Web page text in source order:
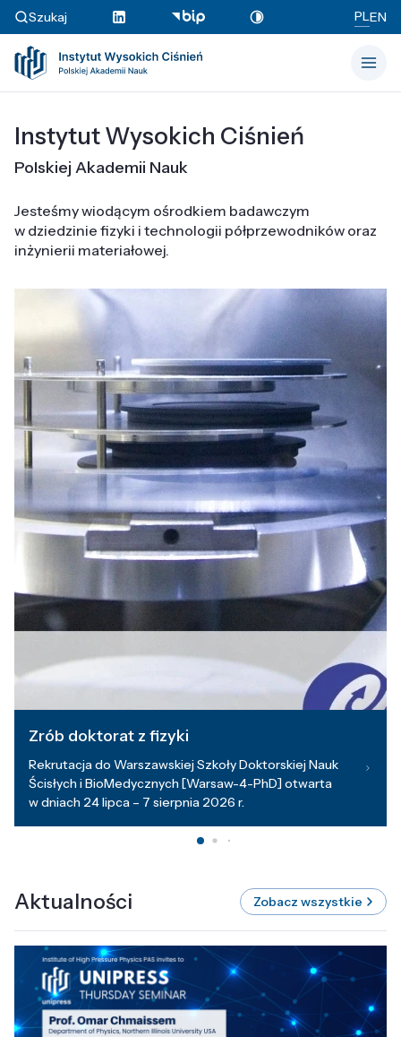
Szukaj PLEN
Instytut Wysokich Ciśnień
Polskiej Akademii Nauk
Jesteśmy wiodącym ośrodkiem badawczym
w dziedzinie fizyki i technologii półprzewodników oraz
inżynierii materiałowej.
Zrób doktorat z fizyki
Rekrutacja do Warszawskiej Szkoły Doktorskiej Nauk
Ścisłych i BioMedycznych [Warsaw-4-PhD] otwarta
w dniach 24 lipca – 7 sierpnia 2026 r.
Aktualności Zobacz wszystkie